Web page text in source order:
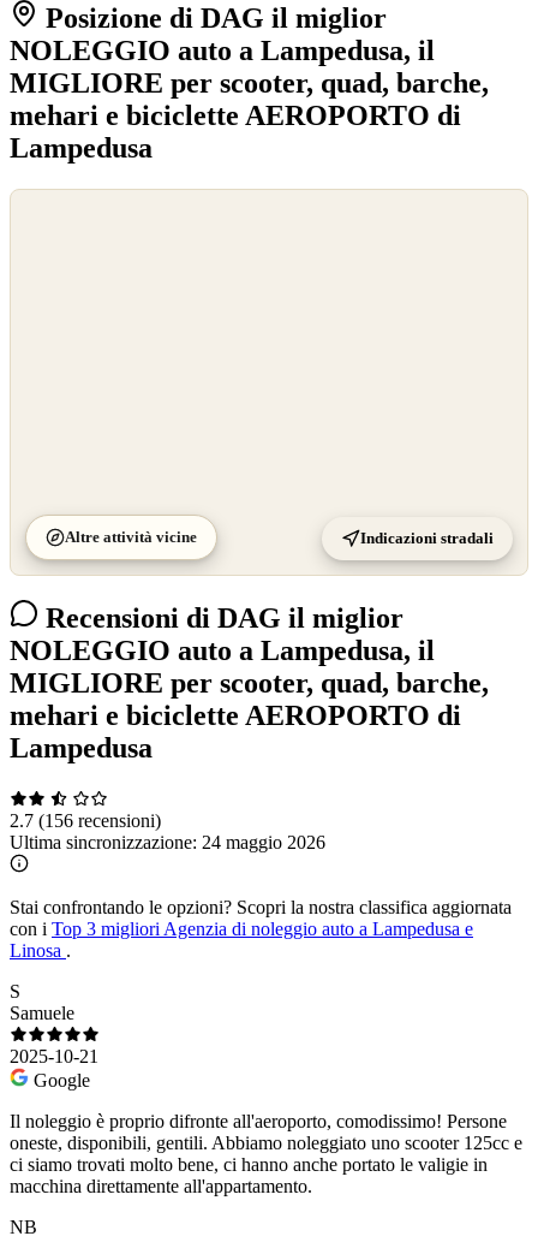
Posizione di DAG il miglior
NOLEGGIO auto a Lampedusa, il
MIGLIORE per scooter, quad, barche,
mehari e biciclette AEROPORTO di
Lampedusa
Altre attività vicine Indicazioni stradali
Recensioni di DAG il miglior
NOLEGGIO auto a Lampedusa, il
MIGLIORE per scooter, quad, barche,
mehari e biciclette AEROPORTO di
Lampedusa
2.7 (156 recensioni)
Ultima sincronizzazione: 24 maggio 2026
Stai confrontando le opzioni? Scopri la nostra classifica aggiornata
con i Top 3 migliori Agenzia di noleggio auto a Lampedusa e
Linosa .
S
Samuele
2025-10-21
Google
Il noleggio è proprio difronte all'aeroporto, comodissimo! Persone
oneste, disponibili, gentili. Abbiamo noleggiato uno scooter 125cc e
ci siamo trovati molto bene, ci hanno anche portato le valigie in
macchina direttamente all'appartamento.
NB